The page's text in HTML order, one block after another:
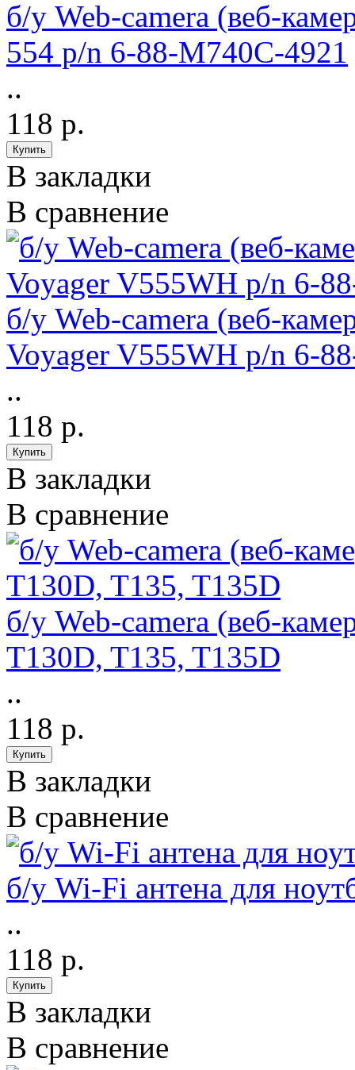
б/у Web-camera (веб-
554 p/n 6-88-M740C-4921
..
118 р.
В закладки
В сравнение
б/у Web-camera (веб-
Voyager V555WH p/n 6-
..
118 р.
В закладки
В сравнение
б/у Web-camera (веб-
T130D, T135, T135D
..
118 р.
В закладки
В сравнение
б/у Wi-Fi антена для
..
118 р.
В закладки
В сравнение